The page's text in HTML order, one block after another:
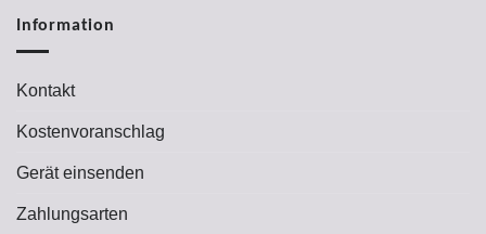
Information
Kontakt
Kostenvoranschlag
Gerät einsenden
Zahlungsarten